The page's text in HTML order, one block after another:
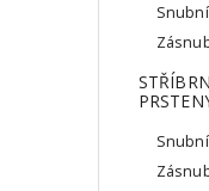
Snubní
Snubní